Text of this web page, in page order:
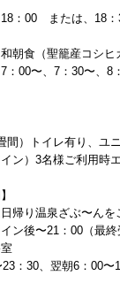
：00 または、18
朝食（聖籠産コシヒ
7：30〜、8：00
間）トイレ有り、ユ
イン）3名様ご利用時
帰り温泉ざぶ〜んを
ン後〜21：00（最終
：30、翌朝6：00〜